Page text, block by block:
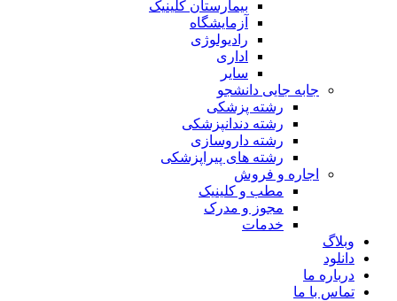
بیمارستان کلینیک
آزمایشگاه
رادیولوژی
اداری
سایر
جابه جایی دانشجو
رشته پزشکی
رشته دندانپزشکی
رشته داروسازی
رشته های پیراپزشکی
اجاره و فروش
مطب و کلینیک
مجوز و مدرک
خدمات
وبلاگ
دانلود
درباره ما
تماس با ما